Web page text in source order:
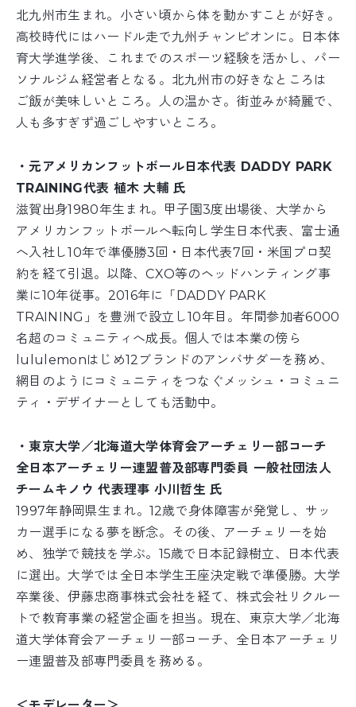
北九州市生まれ。小さい頃から体を動かすことが好き。
高校時代にはハードル走で九州チャンピオンに。日本体
育大学進学後、これまでのスポーツ経験を活かし、パー
ソナルジム経営者となる。北九州市の好きなところは
ご飯が美味しいところ。人の温かさ。街並みが綺麗で、
人も多すぎず過ごしやすいところ。
・元アメリカンフットボール日本代表 DADDY PARK
TRAINING代表 植木 大輔 氏
滋賀出身1980年生まれ。甲子園3度出場後、大学から
アメリカンフットボールへ転向し学生日本代表、富士通
へ入社し10年で準優勝3回・日本代表7回・米国プロ契
約を経て引退。以降、CXO等のヘッドハンティング事
業に10年従事。2016年に「DADDY PARK
TRAINING」を豊洲で設立し10年目。年間参加者6000
名超のコミュニティへ成長。個人では本業の傍ら
lululemonはじめ12ブランドのアンバサダーを務め、
網目のようにコミュニティをつなぐメッシュ・コミュニ
ティ・デザイナーとしても活動中。
・東京大学／北海道大学体育会アーチェリー部コーチ
全日本アーチェリー連盟普及部専門委員 一般社団法人
チームキノウ 代表理事 小川哲生 氏
1997年静岡県生まれ。12歳で身体障害が発覚し、サッ
カー選手になる夢を断念。その後、アーチェリーを始
め、独学で競技を学ぶ。15歳で日本記録樹立、日本代表
に選出。大学では全日本学生王座決定戦で準優勝。大学
卒業後、伊藤忠商事株式会社を経て、株式会社リクルー
トで教育事業の経営企画を担当。現在、東京大学／北海
道大学体育会アーチェリー部コーチ、全日本アーチェリ
ー連盟普及部専門委員を務める。